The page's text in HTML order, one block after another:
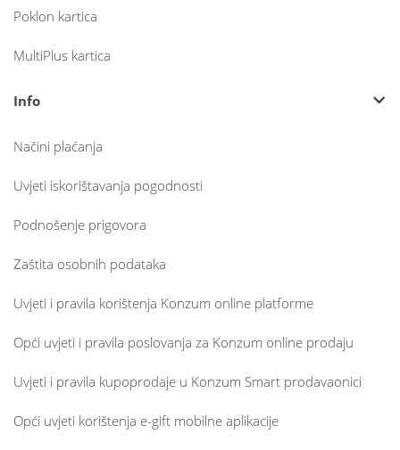
Poklon kartica
MultiPlus kartica
Info
Načini plaćanja
Uvjeti iskorištavanja pogodnosti
Podnošenje prigovora
Zaštita osobnih podataka
Uvjeti i pravila korištenja Konzum online platforme
Opći uvjeti i pravila poslovanja za Konzum online prodaju
Uvjeti i pravila kupoprodaje u Konzum Smart prodavaonici
Opći uvjeti korištenja e-gift mobilne aplikacije